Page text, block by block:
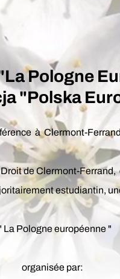
Pologne
"Polska
à Clermont-Ferrand
de Clermont-
estudiantin,
La Pologne européenne "
organisée par: